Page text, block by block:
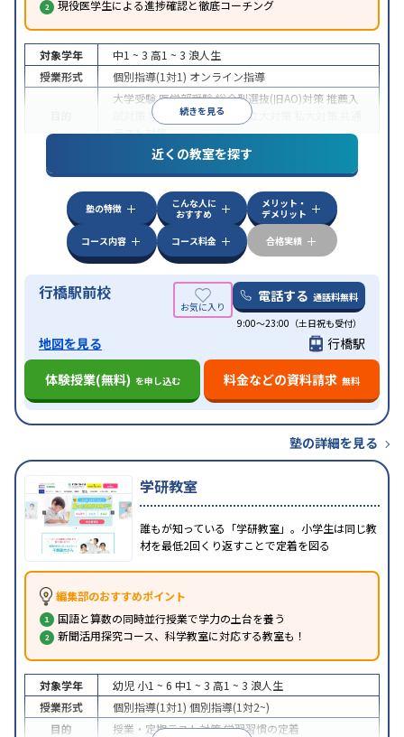
現役医学生による進捗確認と徹底コーチング
続きを見る
対象学年 中1 ~ 3 高1 ~ 3 浪人生
授業形式
個別指導(1対1) オンライン指導
大学受験医学部受験総合型選抜(旧AO)対策推薦入
学校別特化対策 国公立大対策
テスト対策
特徴
中高一貫校生に対応授業の振替可能
オンライン対応1科目から受講可能季節講習の
みの受講可
自習室あり
近くの教室を探す
塾の特徴
こんな人に
おすすめ
メリット・
デメリット
コース内容
コース料金 合格実績
行橋駅前校 電話する 通話料無料
9:00～23:00（土日祝も受付）
地図を見る
行橋駅
体験授業(無料) を申し込む 料金などの資料請求 無料
塾の詳細を見る
学研教室
誰もが知っている「学研教室」。小学生は同じ教
材を最低2回くり返すことで定着を図る
編集部のおすすめポイント
国語と算数の同時並行授業で学力の土台を養う
新聞活用探究コース、科学教室に対応する教室も！
対象学年 幼児 小1 ~ 6 中1 ~ 3 高1 ~ 3 浪人生
授業形式
個別指導(1対1) 個別指導(1対2~)
目的
授業・定期テスト対策学習習慣の定着